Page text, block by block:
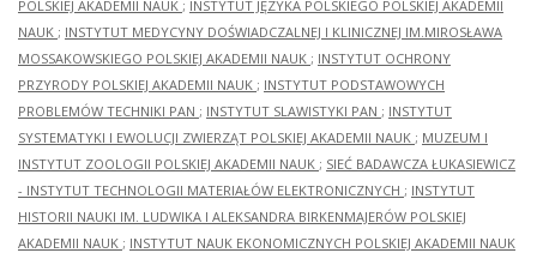
POLSKIEJ AKADEMII NAUK ; INSTYTUT JĘZYKA POLSKIEGO POLSKIEJ AKADEMII
NAUK ; INSTYTUT MEDYCYNY DOŚWIADCZALNEJ I KLINICZNEJ IM.MIROSŁAWA
MOSSAKOWSKIEGO POLSKIEJ AKADEMII NAUK ; INSTYTUT OCHRONY
PRZYRODY POLSKIEJ AKADEMII NAUK ; INSTYTUT PODSTAWOWYCH
PROBLEMÓW TECHNIKI PAN ; INSTYTUT SLAWISTYKI PAN ; INSTYTUT
SYSTEMATYKI I EWOLUCJI ZWIERZĄT POLSKIEJ AKADEMII NAUK ; MUZEUM I
INSTYTUT ZOOLOGII POLSKIEJ AKADEMII NAUK ; SIEĆ BADAWCZA ŁUKASIEWICZ
- INSTYTUT TECHNOLOGII MATERIAŁÓW ELEKTRONICZNYCH ; INSTYTUT
HISTORII NAUKI IM. LUDWIKA I ALEKSANDRA BIRKENMAJERÓW POLSKIEJ
AKADEMII NAUK ; INSTYTUT NAUK EKONOMICZNYCH POLSKIEJ AKADEMII NAUK